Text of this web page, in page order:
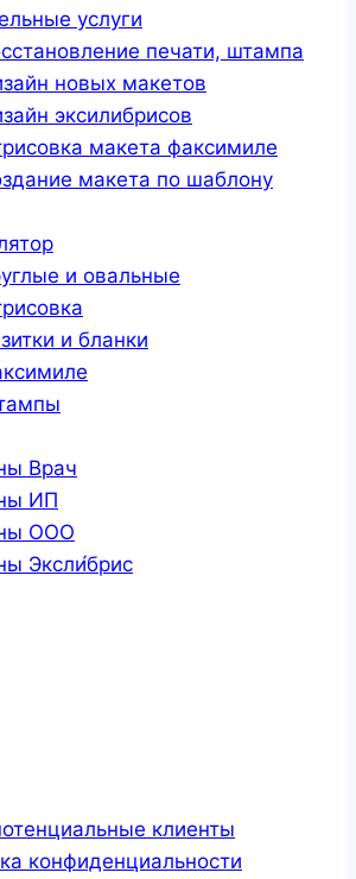
услуги
печати, штампа
новых макетов
эксилибрисов
макета факсимиле
макета по шаблону
и овальные
и бланки
Врач
ИП
ООО
Эксли́брис
клиенты
конфиденциальности